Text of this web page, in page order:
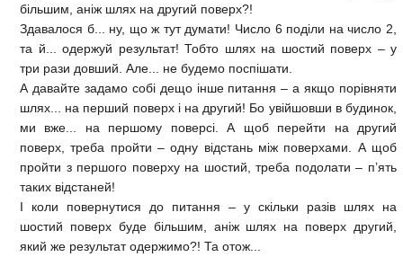
більшим, аніж шлях на другий поверх?!
Здавалося б... ну, що ж тут думати! Число 6 поділи на число 2,
та й... одержуй результат! Тобто шлях на шостий поверх – у
три рази довший. Але... не будемо поспішати.
А давайте задамо собі дещо інше питання – а якщо порівняти
шлях... на перший поверх і на другий! Бо увійшовши в будинок,
ми вже... на першому поверсі. А щоб перейти на другий
поверх, треба пройти – одну відстань між поверхами. А щоб
пройти з першого поверху на шостий, треба подолати – п’ять
таких відстаней!
І коли повернутися до питання – у скільки разів шлях на
шостий поверх буде більшим, аніж шлях на поверх другий,
який же результат одержимо?! Та отож...